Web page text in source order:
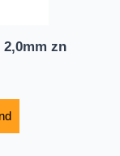
2,0mm zn